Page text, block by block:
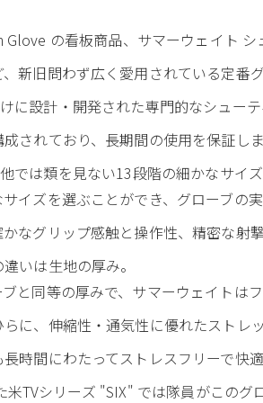
の看板商品、サマーウェイト シ
新旧問わず広く愛用されている定番グ
設計・開発された専門的なシューテ
されており、長期間の使用を保証しま
では類を見ない13段階の細かなサイズ
イズを選ぶことができ、グローブの
なグリップ感触と操作性、精密な射撃
違いは生地の厚み。
と同等の厚みで、サマーウェイトは
に、伸縮性・通気性に優れたストレ
時間にわたってストレスフリーで快
TVシリーズ "SIX" では隊員がこのグ